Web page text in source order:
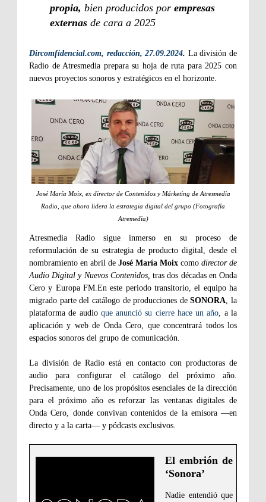
propia, bien producidos por empresas
externas de cara a 2025
Dircomfidencial.com, redacción, 27.09.2024. La división de
Radio de Atresmedia prepara su hoja de ruta para 2025 con
nuevos proyectos sonoros y estratégicos en el horizonte.
José María Moix, ex director de Contenidos y Márketing de Atresmedia
Radio, que ahora lidera la estrategia digital del grupo (Fotografía
Atremedia)
Atresmedia Radio sigue inmerso en su proceso de
reformulación de su estrategia de producto digital, desde el
nombramiento en abril de José María Moix como director de
Audio Digital y Nuevos Contenidos, tras dos décadas en Onda
Cero y Europa FM.En este periodo transitorio, el equipo ha
migrado parte del catálogo de producciones deSONORA, la
plataforma de audio que anunció su cierre hace un año, a la
aplicación y web de Onda Cero, que concentrará todos los
espacios sonoros del grupo de comunicación.
La división de Radio está en contacto con productoras de
audio para configurar el catálogo del próximo año.
Precisamente, uno de los propósitos esenciales de la dirección
para el próximo año es reforzar las ventanas digitales de
Onda Cero, donde convivan contenidos de la emisora —en
directo y a la carta— y pódcasts exclusivos.
El embrión de
‘Sonora’
Nadie entendió que